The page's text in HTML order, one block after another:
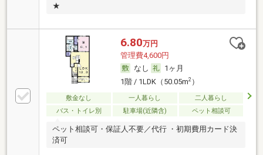
★
6.80万円
管理費4,600円
なし
1ヶ月
1階 / 1LDK（50.05m2）
敷金なし 一人暮らし
二人暮らし
バス・トイレ別
駐車場(近隣含) ペット相談可
ペット相談可・保証人不要／代行 ・初期費用カード決
済可